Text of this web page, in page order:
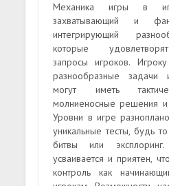
Механика игры в
захватывающий и
интегрирующий
которые
запросы игроков.
разнообразные задачи
могут иметь
молниеносные решения и
Уровни в игре
уникальные тесты, будь
битвы или
усваивается и приятен,
контроль как